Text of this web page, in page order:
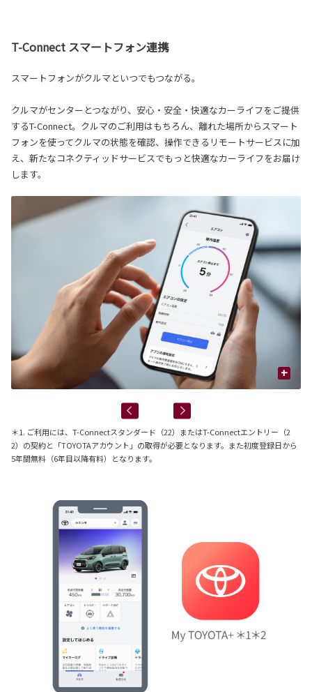
T-Connect スマートフォン連携
スマートフォンがクルマといつでもつながる。
クルマがセンターとつながり、安心・安全・快適なカーライフをご提供
するT-Connect。クルマのご利用はもちろん、離れた場所からスマート
フォンを使ってクルマの状態を確認、操作できるリモートサービスに加
え、新たなコネクティッドサービスでもっと快適なカーライフをお届け
します。
+
＊1. ご利用には、T-Connectスタンダード（22）またはT-Connectエントリー（2
2）の契約と「TOYOTAアカウント」の取得が必要となります。また初度登録日から
5年間無料（6年目以降有料）となります。